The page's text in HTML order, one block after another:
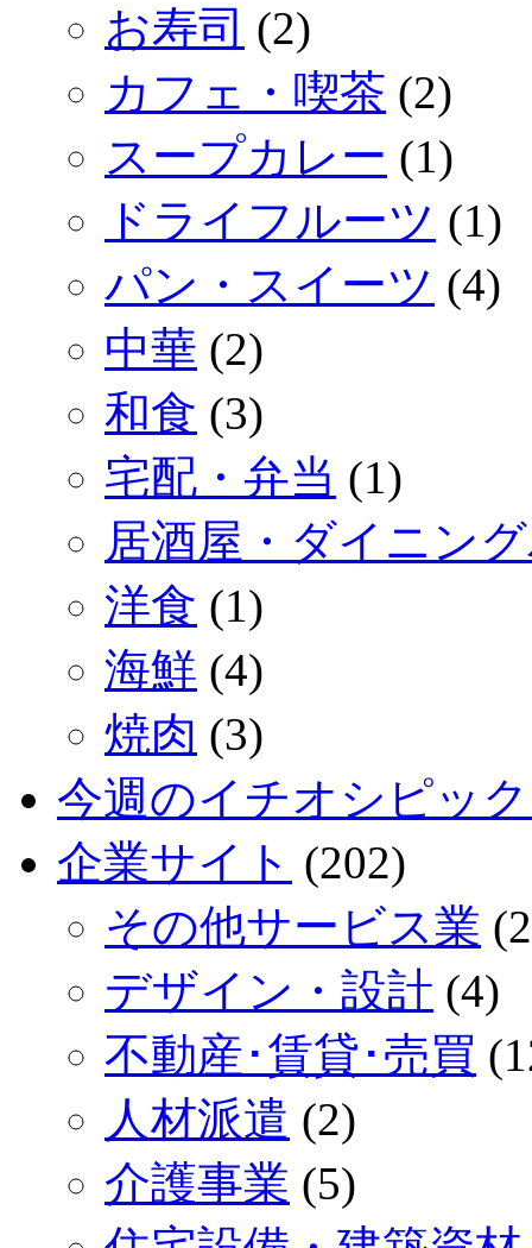
お寿司 (2)
カフェ・喫茶 (2)
スープカレー (1)
ドライフルーツ (1)
パン・スイーツ (4)
中華 (2)
和食 (3)
宅配・弁当 (1)
居酒屋・ダイニン
洋食 (1)
海鮮 (4)
焼肉 (3)
今週のイチオシピッ
企業サイト (202)
その他サービス業
デザイン・設計 (4)
不動産･賃貸･売買
人材派遣 (2)
介護事業 (5)